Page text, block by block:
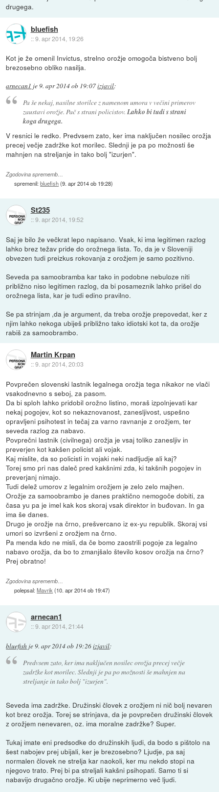
drugega.
bluefish
::9. apr 2014, 19:26
Kot je že omenil Invictus, strelno orožje omogoča bistveno bolj
brezosebno obliko nasilja.
arnecan1 je9. apr 2014 ob 19:07izjavil:
Pa še nekaj, nasilne storilce z namenom umora v večini primerov
zaustavi orožje. Pač s strani policistov. Lahko bi tudi s strani
koga drugega.
V resnici le redko. Predvsem zato, ker ima naključen nosilec orožja
precej večje zadržke kot morilec. Slednji je pa po možnosti še
mahnjen na streljanje in tako bolj "izurjen".
Zgodovina sprememb…
spremenil:bluefish(9. apr 2014 ob 19:28)
St235
::9. apr 2014, 19:52
Saj je bilo že večkrat lepo napisano. Vsak, ki ima legitimen razlog
lahko brez težav pride do orožnega lista. To, da je v Sloveniji
obvezen tudi preizkus rokovanja z orožjem je samo pozitivno.
Seveda pa samoobramba kar tako in podobne nebuloze niti
približno niso legitimen razlog, da bi posameznik lahko prišel do
orožnega lista, kar je tudi edino pravilno.
Se pa strinjam ,da je argument, da treba orožje prepovedat, ker z
njim lahko nekoga ubiješ približno tako idiotski kot ta, da orožje
rabiš za samoobrambo.
Martin Krpan
::9. apr 2014, 20:03
Povprečen slovenski lastnik legalnega orožja tega nikakor ne vlači
vsakodnevno s seboj, za pasom.
Da bi sploh lahko pridobil orožno listino, moraš izpolnjevati kar
nekaj pogojev, kot so nekaznovanost, zanesljivost, uspešno
opravljeni psihotest in tečaj za varno ravnanje z orožjem, ter
seveda razlog za nabavo.
Povprečni lastnik (civilnega) orožja je vsaj toliko zanesljiv in
preverjen kot kakšen policist ali vojak.
Kaj mislite, da so policisti in vojaki neki nadljudje ali kaj?
Torej smo pri nas daleč pred kakšnimi zda, ki takšnih pogojev in
preverjanj nimajo.
Tudi delež umorov z legalnim orožjem je zelo zelo majhen.
Orožje za samoobrambo je danes praktično nemogoče dobiti, za
časa yu pa je imel kak kos skoraj vsak direktor in buđovan. In ga
ima še danes.
Drugo je orožje na črno, prešvercano iz ex-yu republik. Skoraj vsi
umori so izvršeni z orožjem na črno.
Pa menda kdo ne misli, da če bomo zaostrili pogoje za legalno
nabavo orožja, da bo to zmanjšalo število kosov orožja na črno?
Prej obratno!
Zgodovina sprememb…
polepsal:Mavrik(10. apr 2014 ob 19:47)
arnecan1
::9. apr 2014, 21:44
bluefish je9. apr 2014 ob 19:26izjavil:
Predvsem zato, ker ima naključen nosilec orožja precej večje
zadržke kot morilec. Slednji je pa po možnosti še mahnjen na
streljanje in tako bolj "izurjen".
Seveda ima zadržke. Družinski človek z orožjem ni nič bolj nevaren
kot brez orožja. Torej se strinjava, da je povprečen družinski človek
z orožjem nenevaren, oz. ima moralne zadržke? Super.
Tukaj imate eni predsodke do družinskih ljudi, da bodo s pištolo na
šest nabojev prej ubijali, ker je brezosebno? Ljudje, pa saj
normalen človek ne strelja kar naokoli, ker mu nekdo stopi na
njegovo trato. Prej bi pa streljali kakšni psihopati. Samo ti si
nabavijo drugačno orožje. Ki ubije neprimerno več ljudi.